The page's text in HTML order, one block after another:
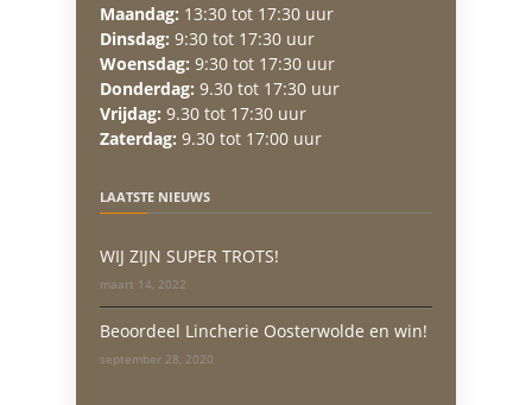
Maandag: 13:30 tot 17:30 uur
Dinsdag: 9:30 tot 17:30 uur
Woensdag: 9:30 tot 17:30 uur
Donderdag: 9.30 tot 17:30 uur
Vrijdag: 9.30 tot 17:30 uur
Zaterdag: 9.30 tot 17:00 uur
LAATSTE NIEUWS
WIJ ZIJN SUPER TROTS!
maart 14, 2022
Beoordeel Lincherie Oosterwolde en win!
september 28, 2020